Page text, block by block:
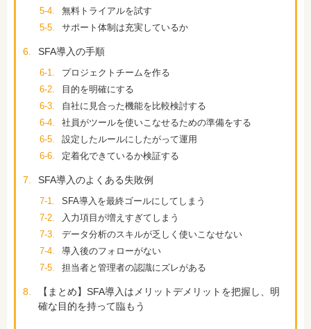
5-4.
無料トライアルを試す
5-5.
サポート体制は充実しているか
6. SFA導入の手順
6-1.
プロジェクトチームを作る
6-2.
目的を明確にする
6-3.
自社に見合った機能を比較検討する
6-4.
社員がツールを使いこなせるための準備をする
6-5.
設定したルールにしたがって運用
6-6.
定着化できているか検証する
7. SFA導入のよくある失敗例
7-1.
SFA導入を最終ゴールにしてしまう
7-2.
入力項目が増えすぎてしまう
7-3.
データ分析のスキルが乏しく使いこなせない
7-4.
導入後のフォローがない
7-5.
担当者と管理者の認識にズレがある
8.
【まとめ】SFA導入はメリットデメリットを把握し、明
確な目的を持って臨もう